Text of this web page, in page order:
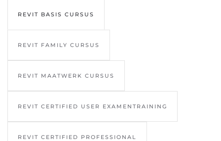
REVIT BASIS CURSUS
REVIT FAMILY CURSUS
REVIT MAATWERK CURSUS
REVIT CERTIFIED USER EXAMENTRAINING
REVIT CERTIFIED PROFESSIONAL